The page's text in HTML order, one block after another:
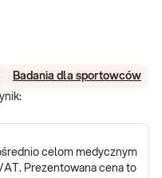
Badania dla sportowców
:
celom medycznym
Prezentowana cena to